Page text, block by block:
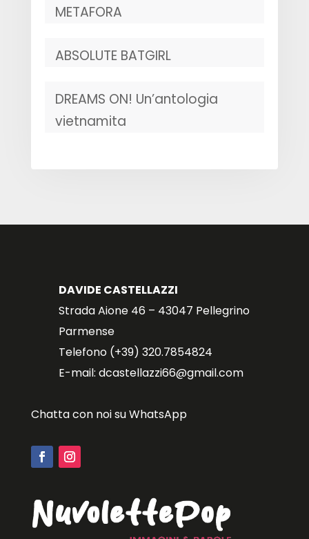
METAFORA
ABSOLUTE BATGIRL
DREAMS ON! Un’antologia
vietnamita
DAVIDE CASTELLAZZI
Strada Aione 46 – 43047 Pellegrino
Parmense
Telefono (+39) 320.7854824
E-mail: dcastellazzi66@gmail.com
Chatta con noi su WhatsApp